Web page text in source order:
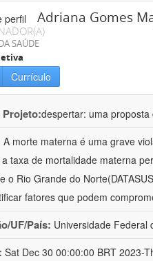
Adriana Gomes
SAÚDE
Currículo
despertar: uma
A morte materna é uma grave
a taxa de mortalidade materna
o Rio Grande do
fatores que podem
UF/País: Universidade Federal
Sat Dec 30 00:00:00 BRT 2023-